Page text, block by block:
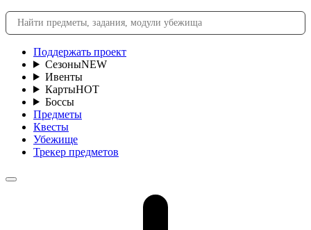
Поддержать проект
СезоныNEW
Ивенты
КартыHOT
Боссы
Предметы
Квесты
Убежище
Трекер предметов